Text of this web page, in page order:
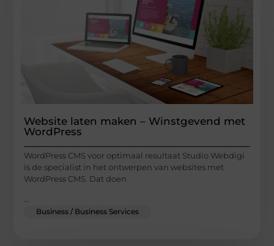
Website laten maken – Winstgevend met
WordPress
WordPress CMS voor optimaal resultaat Studio Webdigi
is de specialist in het ontwerpen van websites met
WordPress CMS. Dat doen
...
Business / Business Services